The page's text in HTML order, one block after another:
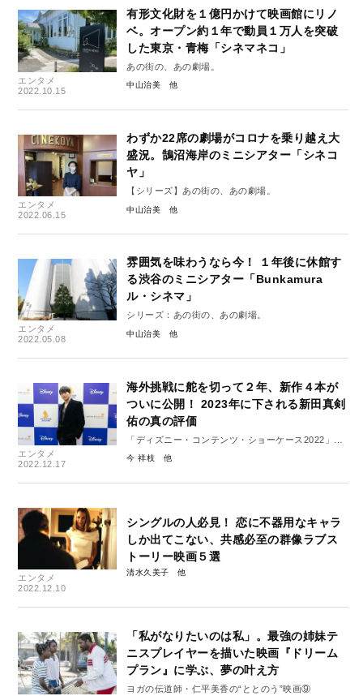
エンタメ
2022.10.15
有形文化財を１億円かけて映画館にリノ
ベ。オープン約１年で動員１万人を突破
した東京・青梅「シネマネコ」
あの街の、あの劇場。
中山治美
エンタメ
2022.06.15
わずか22席の劇場がコロナを乗り越え大
盛況。鵠沼海岸のミニシアター「シネコ
ヤ」
【シリーズ】あの街の、あの劇場。
中山治美
エンタメ
2022.05.08
雰囲気を味わうなら今！ １年後に休館す
る渋谷のミニシアター「Bunkamura
ル・シネマ」
シリーズ：あの街の、あの劇場。
中山治美
エンタメ
2022.12.17
海外挑戦に舵を切って２年、新作４本が
ついに公開！ 2023年に下される新田真剣
佑の真の評価
「ディズニー・コンテンツ・ショーケース2022」レ
ポート２
今 祥枝
エンタメ
2022.12.10
シングルの人必見！ 恋に不器用なキャラ
しか出てこない、共感必至の群像ラブス
トーリー映画５選
清水久美子
「私がなりたいのは私」。最強の姉妹テ
ニスプレイヤーを描いた映画『ドリーム
プラン』に学ぶ、夢の叶え方
ヨガの伝道師・仁平美香の“ととのう”映画⑨